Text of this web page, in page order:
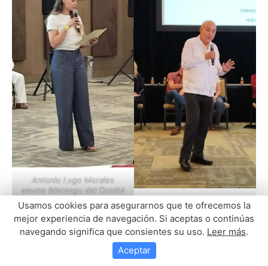
Usamos cookies para asegurarnos que te ofrecemos la
mejor experiencia de navegación. Si aceptas o continúas
navegando significa que consientes su uso. Leer más.
Aceptar